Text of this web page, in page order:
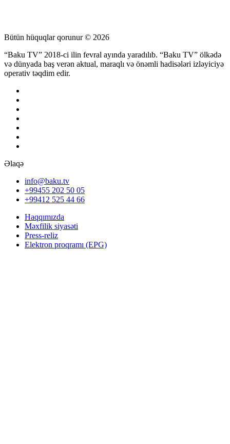
Bütün hüquqlar qorunur © 2026
“Baku TV” 2018-ci ilin fevral ayında yaradılıb. “Baku TV” ölkədə
və dünyada baş verən aktual, maraqlı və önəmli hadisələri izləyiciyə
operativ təqdim edir.
Əlaqə
info@baku.tv
+99455 202 50 05
+99412 525 44 66
Haqqımızda
Məxfilik siyasəti
Press-reliz
Elektron proqramı (EPG)